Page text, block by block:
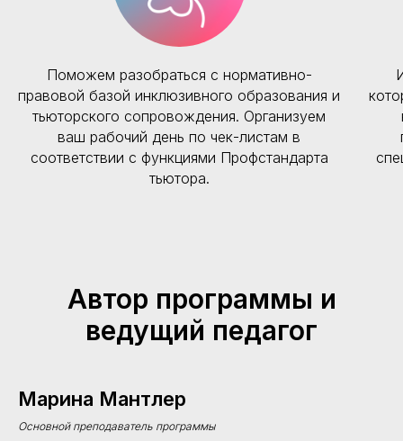
Поможем разобраться с нормативно-
правовой базой инклюзивного образования и
тьюторского сопровождения. Организуем
ваш рабочий день по чек-листам в
соответствии с функциями Профстандарта
тьютора.
Автор программы и
ведущий педагог
Марина Мантлер
Основной преподаватель программы